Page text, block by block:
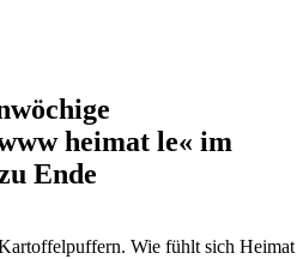
heimat le« im
Ende
Wie fühlt sich Heimat